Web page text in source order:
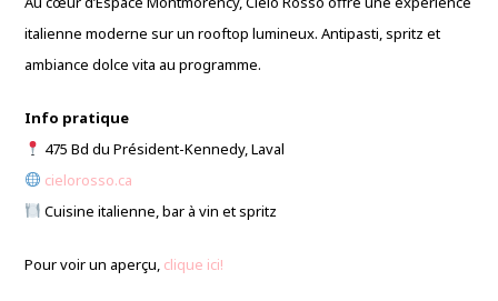
italienne moderne sur un rooftop lumineux. Antipasti, spritz et
ambiance dolce vita au programme.
Info pratique
475 Bd du Président-Kennedy, Laval
cielorosso.ca
Cuisine italienne, bar à vin et spritz
Pour voir un aperçu, clique ici!